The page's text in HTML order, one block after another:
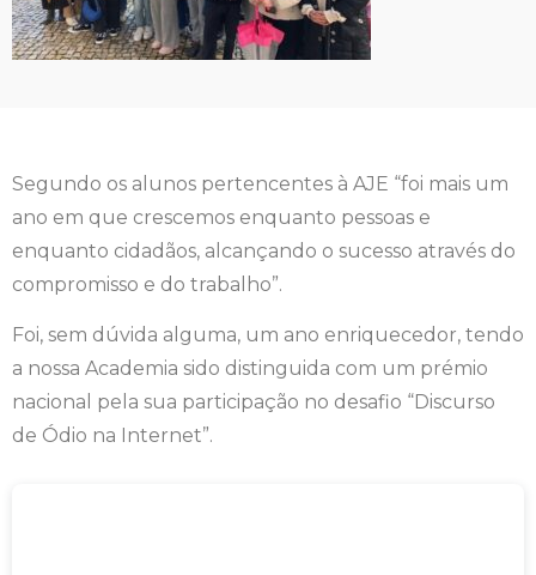
Segundo os alunos pertencentes à AJE “foi mais um
ano em que crescemos enquanto pessoas e
enquanto cidadãos, alcançando o sucesso através do
compromisso e do trabalho”.
Foi, sem dúvida alguma, um ano enriquecedor, tendo
a nossa Academia sido distinguida com um prémio
nacional pela sua participação no desafio “Discurso
de Ódio na Internet”.